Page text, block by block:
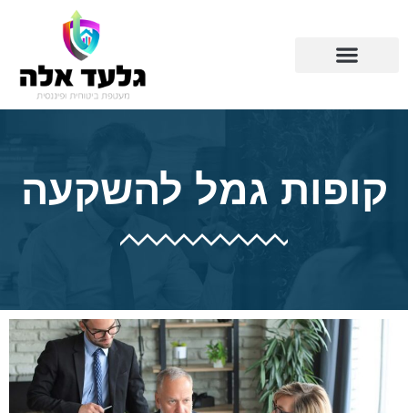
קופות גמל להשקעה